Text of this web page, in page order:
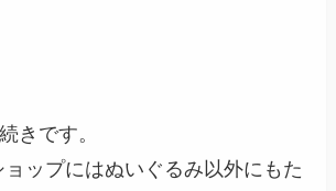
きです。
ョップにはぬいぐるみ以外にもた